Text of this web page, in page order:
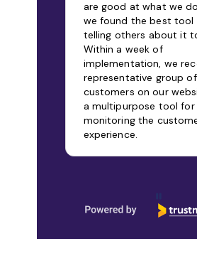
are good at what we
we found the best tool
telling others about it
Within a week of
implementation, we
representative group
customers on our
a multipurpose tool for
monitoring the
experience.